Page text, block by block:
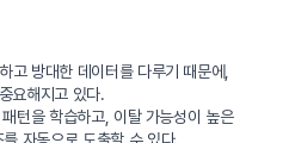
고 방대한 데이터를 다루기 때문에,
요해지고 있다.
턴을 학습하고, 이탈 가능성이 높은
자동으로 도출할 수 있다.